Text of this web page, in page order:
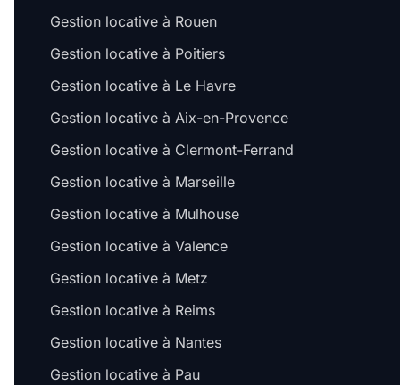
Gestion locative à Rouen
Gestion locative à Poitiers
Gestion locative à Le Havre
Gestion locative à Aix-en-Provence
Gestion locative à Clermont-Ferrand
Gestion locative à Marseille
Gestion locative à Mulhouse
Gestion locative à Valence
Gestion locative à Metz
Gestion locative à Reims
Gestion locative à Nantes
Gestion locative à Pau